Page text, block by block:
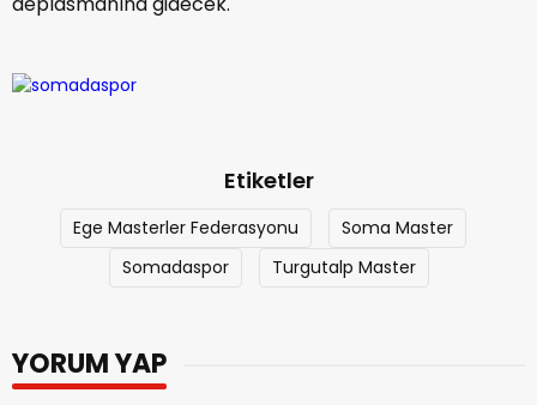
Etiketler
Ege Masterler Federasyonu
Soma Master
Somadaspor
Turgutalp Master
YORUM YAP